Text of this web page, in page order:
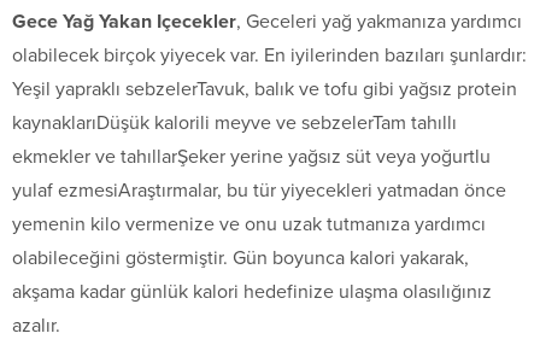
Gece Yağ Yakan Içecekler, Geceleri yağ yakmanıza yardımcı
olabilecek birçok yiyecek var. En iyilerinden bazıları şunlardır:
Yeşil yapraklı sebzelerTavuk, balık ve tofu gibi yağsız protein
kaynaklarıDüşük kalorili meyve ve sebzelerTam tahıllı
ekmekler ve tahıllarŞeker yerine yağsız süt veya yoğurtlu
yulaf ezmesiAraştırmalar, bu tür yiyecekleri yatmadan önce
yemenin kilo vermenize ve onu uzak tutmanıza yardımcı
olabileceğini göstermiştir. Gün boyunca kalori yakarak,
akşama kadar günlük kalori hedefinize ulaşma olasılığınız
azalır.